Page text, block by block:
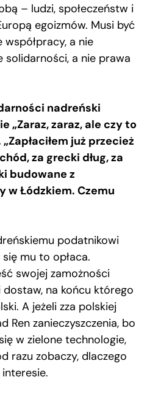
– ludzi, społeczeństw i
egoizmów. Musi być
współpracy, a nie
solidarności, a nie prawa
nadreński
„Zaraz, zaraz, ale czy to
już przecież
za grecki dług, za
budowane z
w Łódzkiem. Czemu
podatnikowi
mu to opłaca.
swojej zamożności
dostaw, na końcu którego
A jeżeli zza polskiej
Ren zanieczyszczenia, bo
w zielone technologie,
razu zobaczy, dlaczego